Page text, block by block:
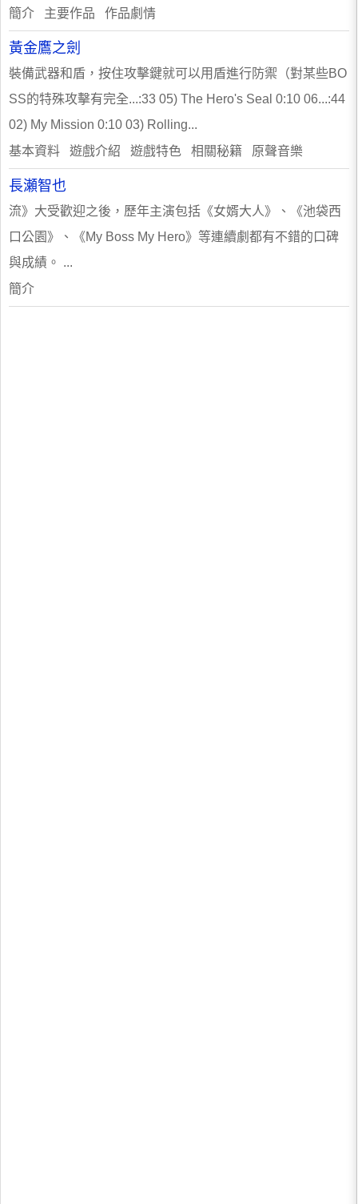
簡介 主要作品 作品劇情
黃金鷹之劍
裝備武器和盾，按住攻擊鍵就可以用盾進行防禦（對某些BO
SS的特殊攻擊有完全...:33 05) The Hero's Seal 0:10 06...:44
02) My Mission 0:10 03) Rolling...
基本資料 遊戲介紹 遊戲特色 相關秘籍 原聲音樂
長瀬智也
流》大受歡迎之後，歷年主演包括《女婿大人》、《池袋西
口公園》、《My Boss My Hero》等連續劇都有不錯的口碑
與成績。 ...
簡介